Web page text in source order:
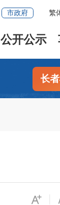
市政府 繁
公开公示
长